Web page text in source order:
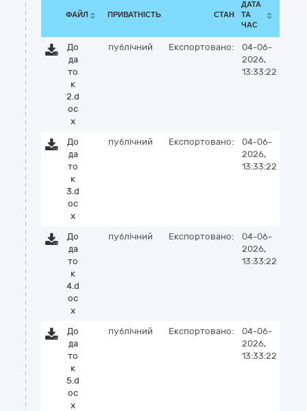
ФАЙЛ ПРИВАТНІСТЬ СТАН
ДАТА
ТА
ЧАС
До
да
то
к
2.d
oc
x
публічний Експортовано:
04-06-
2026,
13:33:22
До
да
то
к
3.d
oc
x
публічний Експортовано:
04-06-
2026,
13:33:22
До
да
то
к
4.d
oc
x
публічний Експортовано:
04-06-
2026,
13:33:22
До
да
то
к
5.d
oc
x
публічний Експортовано:
04-06-
2026,
13:33:22